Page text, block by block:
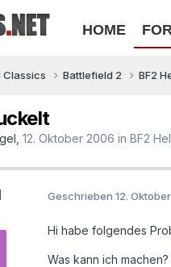
HOME
Classics Battlefield 2 BF2
12. Oktober 2006 in BF2
Geschrieben 12.
Hi habe folgendes
Was kann ich machen?